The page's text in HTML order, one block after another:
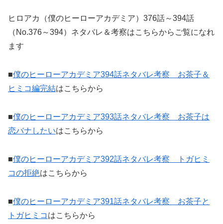
ヒロアカ（僕のヒーローアカデミア）376話～394話
（No.376～394）ネタバレ＆考察はこちらからご覧になれ
ます
■僕のヒーローアカデミア394話ネタバレ考察 お茶子＆
ヒミコ編完結はこちらから
■僕のヒーローアカデミア393話ネタバレ考察 お茶子は
恋バナしたいはこちらから
■僕のヒーローアカデミア392話ネタバレ考察 トガヒミ
コの拒絶はこちらから
■僕のヒーローアカデミア391話ネタバレ考察 お茶子と
トガヒミコ はこちらから